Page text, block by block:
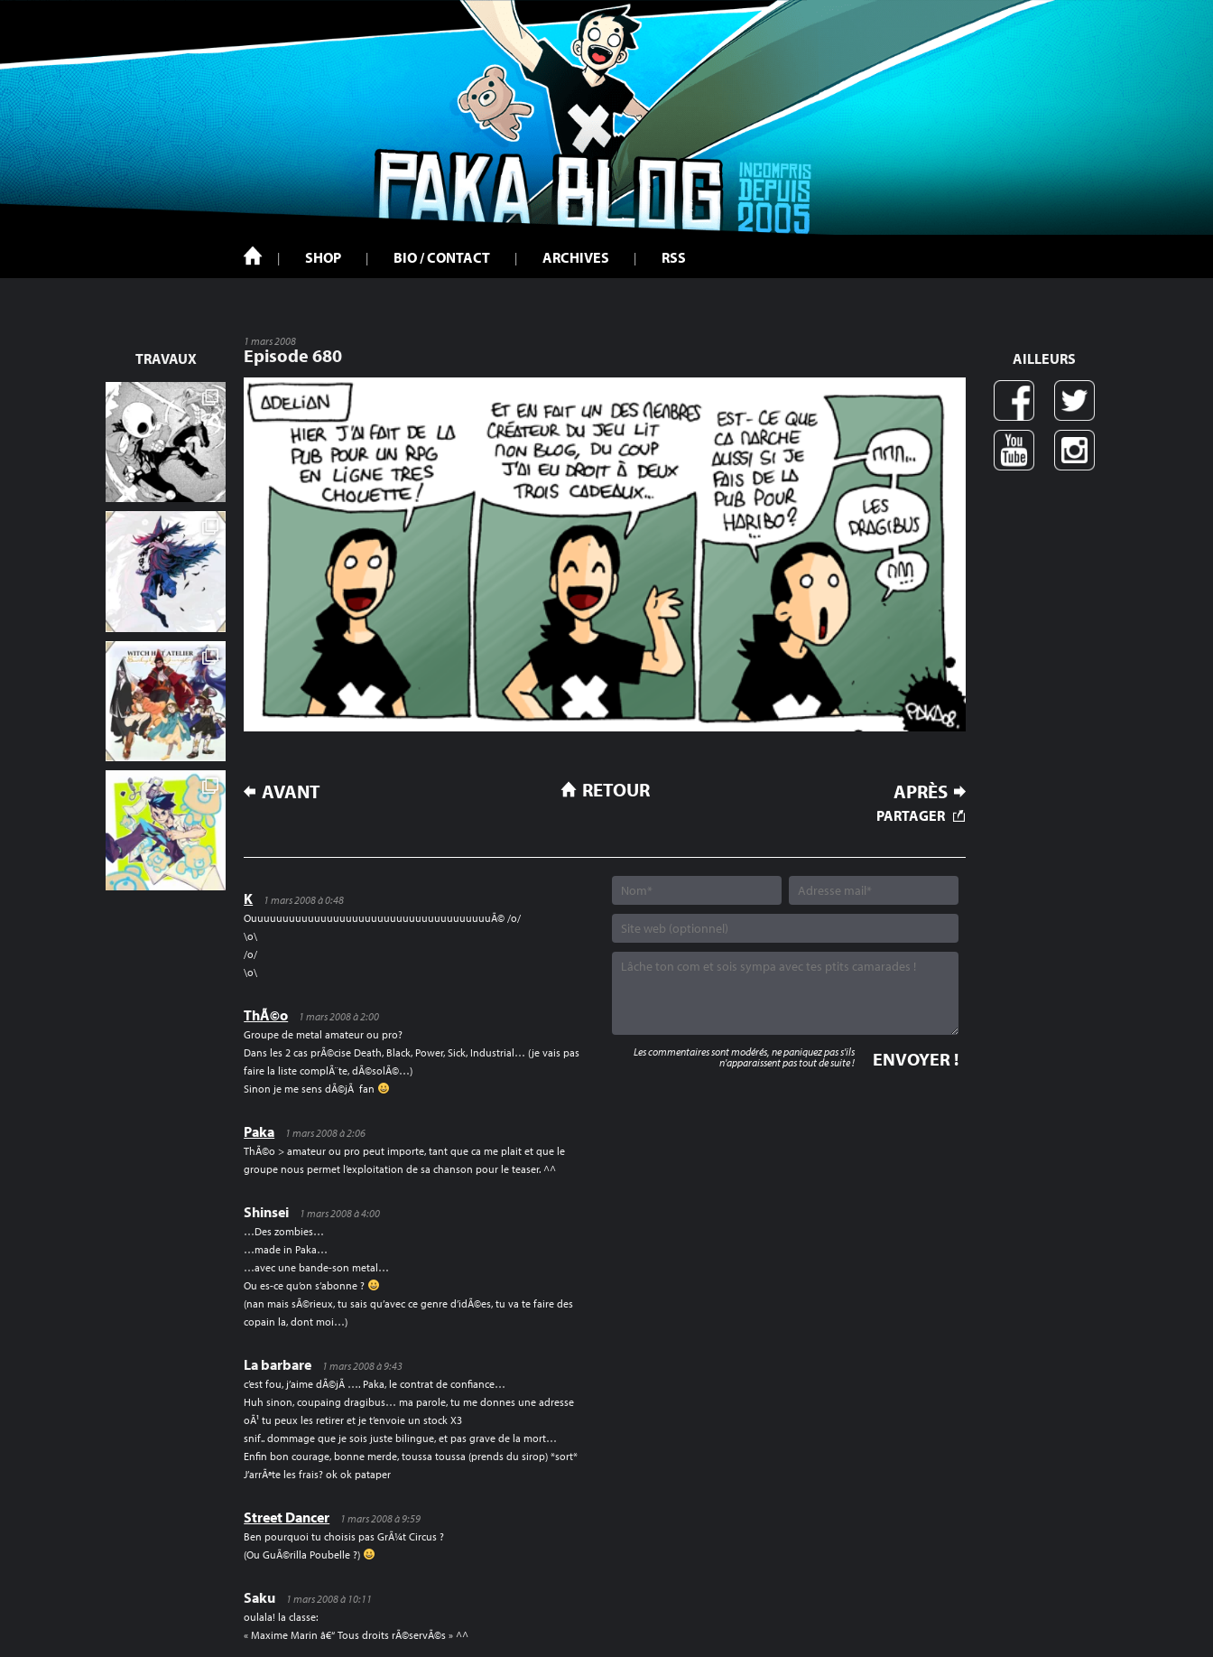
SHOP BIO / CONTACT ARCHIVES RSS
TRAVAUX
1 mars 2008
Episode 680
NAVIGATION
AVANT APRÈS
RETOUR
PARTAGER
K
1 mars 2008 à 0:48
OuuuuuuuuuuuuuuuuuuuuuuuuuuuuuuuuuuuuuuÃ© /o/
\o\
/o/
\o\
ThÃ©o
1 mars 2008 à 2:00
Groupe de metal amateur ou pro?
Dans les 2 cas prÃ©cise Death, Black, Power, Sick, Industrial… (je vais pas
faire la liste complÃ¨te, dÃ©solÃ©…)
Sinon je me sens dÃ©jÃ fan
Paka
1 mars 2008 à 2:06
ThÃ©o > amateur ou pro peut importe, tant que ca me plait et que le
groupe nous permet l’exploitation de sa chanson pour le teaser. ^^
Shinsei
1 mars 2008 à 4:00
…Des zombies…
…made in Paka…
…avec une bande-son metal…
Ou es-ce qu’on s’abonne ?
(nan mais sÃ©rieux, tu sais qu’avec ce genre d’idÃ©es, tu va te faire des
copain la, dont moi…)
La barbare
1 mars 2008 à 9:43
c’est fou, j’aime dÃ©jÃ …. Paka, le contrat de confiance…
Huh sinon, coupaing dragibus… ma parole, tu me donnes une adresse
oÃ¹ tu peux les retirer et je t’envoie un stock X3
snif.. dommage que je sois juste bilingue, et pas grave de la mort…
Enfin bon courage, bonne merde, toussa toussa (prends du sirop) *sort*
J’arrÃªte les frais? ok ok pataper
Street Dancer
1 mars 2008 à 9:59
Ben pourquoi tu choisis pas GrÃ¼t Circus ?
(Ou GuÃ©rilla Poubelle ?)
Saku
1 mars 2008 à 10:11
oulala! la classe:
« Maxime Marin â€“ Tous droits rÃ©servÃ©s » ^^
Les commentaires sont modérés, ne paniquez pas s'ils
n'apparaissent pas tout de suite !
AILLEURS